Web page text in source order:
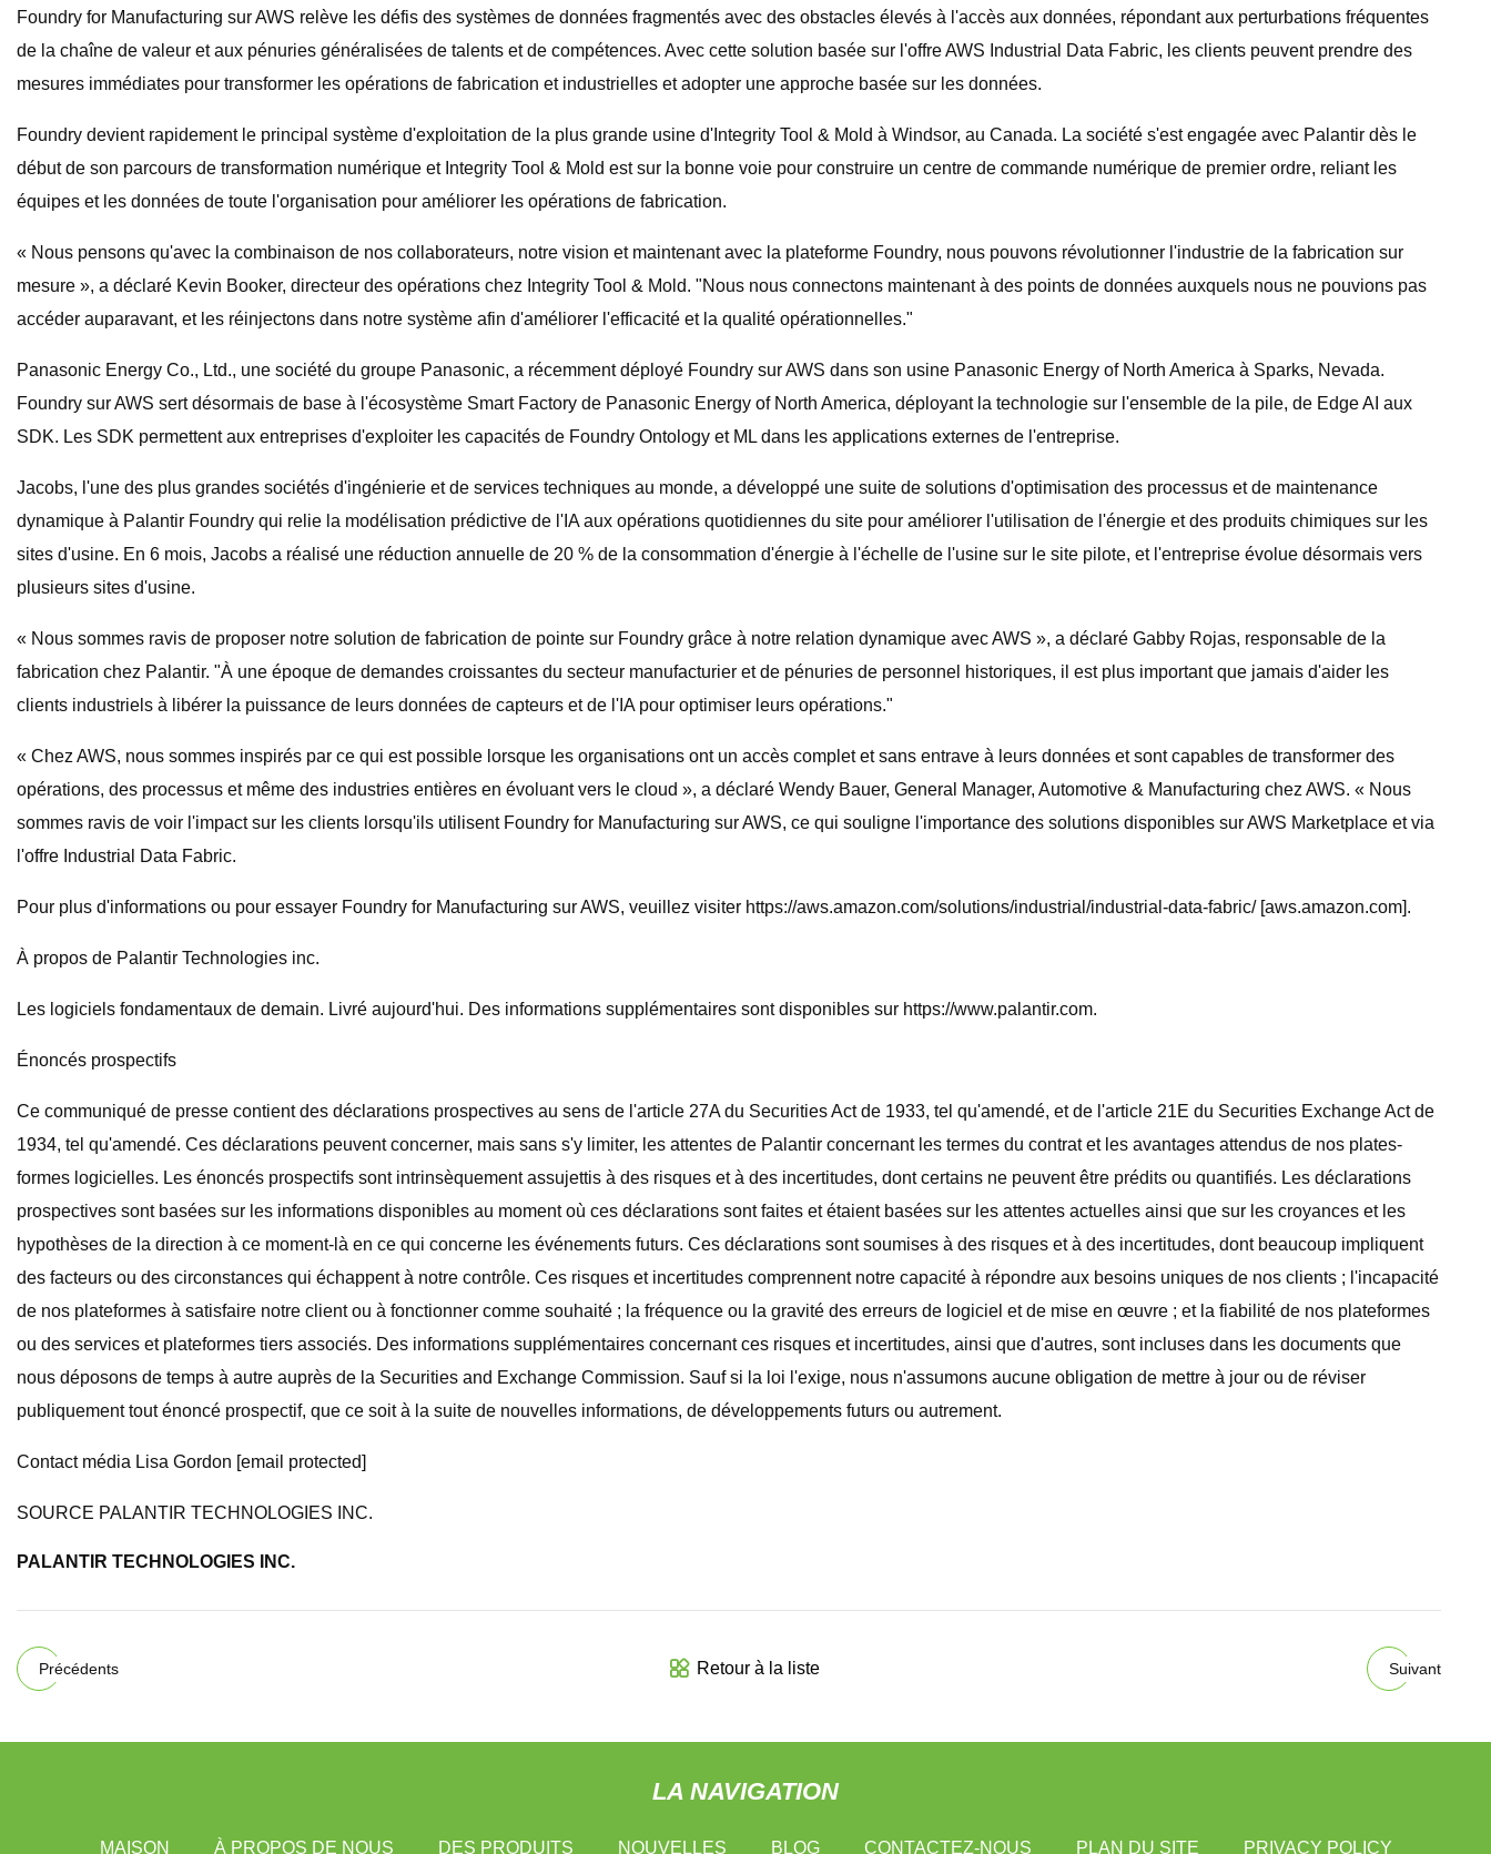
Foundry for Manufacturing sur AWS relève les défis des systèmes de données fragmentés avec des obstacles élevés à l'accès aux données, répondant aux perturbations fréquentes
de la chaîne de valeur et aux pénuries généralisées de talents et de compétences. Avec cette solution basée sur l'offre AWS Industrial Data Fabric, les clients peuvent prendre des
mesures immédiates pour transformer les opérations de fabrication et industrielles et adopter une approche basée sur les données.
Foundry devient rapidement le principal système d'exploitation de la plus grande usine d'Integrity Tool & Mold à Windsor, au Canada. La société s'est engagée avec Palantir dès le
début de son parcours de transformation numérique et Integrity Tool & Mold est sur la bonne voie pour construire un centre de commande numérique de premier ordre, reliant les
équipes et les données de toute l'organisation pour améliorer les opérations de fabrication.
« Nous pensons qu'avec la combinaison de nos collaborateurs, notre vision et maintenant avec la plateforme Foundry, nous pouvons révolutionner l'industrie de la fabrication sur
mesure », a déclaré Kevin Booker, directeur des opérations chez Integrity Tool & Mold. "Nous nous connectons maintenant à des points de données auxquels nous ne pouvions pas
accéder auparavant, et les réinjectons dans notre système afin d'améliorer l'efficacité et la qualité opérationnelles."
Panasonic Energy Co., Ltd., une société du groupe Panasonic, a récemment déployé Foundry sur AWS dans son usine Panasonic Energy of North America à Sparks, Nevada.
Foundry sur AWS sert désormais de base à l'écosystème Smart Factory de Panasonic Energy of North America, déployant la technologie sur l'ensemble de la pile, de Edge AI aux
SDK. Les SDK permettent aux entreprises d'exploiter les capacités de Foundry Ontology et ML dans les applications externes de l'entreprise.
Jacobs, l'une des plus grandes sociétés d'ingénierie et de services techniques au monde, a développé une suite de solutions d'optimisation des processus et de maintenance
dynamique à Palantir Foundry qui relie la modélisation prédictive de l'IA aux opérations quotidiennes du site pour améliorer l'utilisation de l'énergie et des produits chimiques sur les
sites d'usine. En 6 mois, Jacobs a réalisé une réduction annuelle de 20 % de la consommation d'énergie à l'échelle de l'usine sur le site pilote, et l'entreprise évolue désormais vers
plusieurs sites d'usine.
« Nous sommes ravis de proposer notre solution de fabrication de pointe sur Foundry grâce à notre relation dynamique avec AWS », a déclaré Gabby Rojas, responsable de la
fabrication chez Palantir. "À une époque de demandes croissantes du secteur manufacturier et de pénuries de personnel historiques, il est plus important que jamais d'aider les
clients industriels à libérer la puissance de leurs données de capteurs et de l'IA pour optimiser leurs opérations."
« Chez AWS, nous sommes inspirés par ce qui est possible lorsque les organisations ont un accès complet et sans entrave à leurs données et sont capables de transformer des
opérations, des processus et même des industries entières en évoluant vers le cloud », a déclaré Wendy Bauer, General Manager, Automotive & Manufacturing chez AWS. « Nous
sommes ravis de voir l'impact sur les clients lorsqu'ils utilisent Foundry for Manufacturing sur AWS, ce qui souligne l'importance des solutions disponibles sur AWS Marketplace et via
l'offre Industrial Data Fabric.
Pour plus d'informations ou pour essayer Foundry for Manufacturing sur AWS, veuillez visiter https://aws.amazon.com/solutions/industrial/industrial-data-fabric/ [aws.amazon.com].
À propos de Palantir Technologies inc.
Les logiciels fondamentaux de demain. Livré aujourd'hui. Des informations supplémentaires sont disponibles sur https://www.palantir.com.
Énoncés prospectifs
Ce communiqué de presse contient des déclarations prospectives au sens de l'article 27A du Securities Act de 1933, tel qu'amendé, et de l'article 21E du Securities Exchange Act de
1934, tel qu'amendé. Ces déclarations peuvent concerner, mais sans s'y limiter, les attentes de Palantir concernant les termes du contrat et les avantages attendus de nos plates-
formes logicielles. Les énoncés prospectifs sont intrinsèquement assujettis à des risques et à des incertitudes, dont certains ne peuvent être prédits ou quantifiés. Les déclarations
prospectives sont basées sur les informations disponibles au moment où ces déclarations sont faites et étaient basées sur les attentes actuelles ainsi que sur les croyances et les
hypothèses de la direction à ce moment-là en ce qui concerne les événements futurs. Ces déclarations sont soumises à des risques et à des incertitudes, dont beaucoup impliquent
des facteurs ou des circonstances qui échappent à notre contrôle. Ces risques et incertitudes comprennent notre capacité à répondre aux besoins uniques de nos clients ; l'incapacité
de nos plateformes à satisfaire notre client ou à fonctionner comme souhaité ; la fréquence ou la gravité des erreurs de logiciel et de mise en œuvre ; et la fiabilité de nos plateformes
ou des services et plateformes tiers associés. Des informations supplémentaires concernant ces risques et incertitudes, ainsi que d'autres, sont incluses dans les documents que
nous déposons de temps à autre auprès de la Securities and Exchange Commission. Sauf si la loi l'exige, nous n'assumons aucune obligation de mettre à jour ou de réviser
publiquement tout énoncé prospectif, que ce soit à la suite de nouvelles informations, de développements futurs ou autrement.
Contact média Lisa Gordon [email protected]
SOURCE PALANTIR TECHNOLOGIES INC.
PALANTIR TECHNOLOGIES INC.
Précédents Retour à la liste Suivant
LA NAVIGATION
MAISON À PROPOS DE NOUS DES PRODUITS NOUVELLES BLOG CONTACTEZ-NOUS PLAN DU SITE PRIVACY POLICY